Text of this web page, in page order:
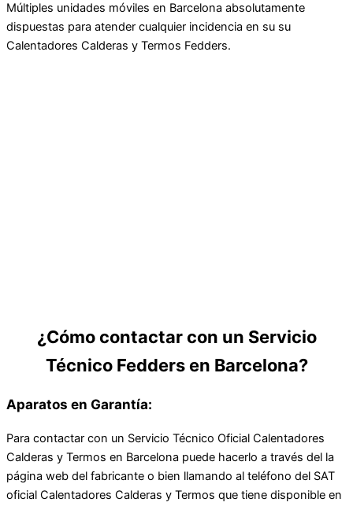
Múltiples unidades móviles en Barcelona absolutamente
dispuestas para atender cualquier incidencia en su su
Calentadores Calderas y Termos Fedders.
¿Cómo contactar con un Servicio
Técnico Fedders en Barcelona?
Aparatos en Garantía:
Para contactar con un Servicio Técnico Oficial Calentadores
Calderas y Termos en Barcelona puede hacerlo a través del la
página web del fabricante o bien llamando al teléfono del SAT
oficial Calentadores Calderas y Termos que tiene disponible en